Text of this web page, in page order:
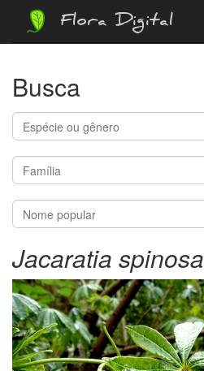
Flora Digital
Busca
Jacaratia spinosa